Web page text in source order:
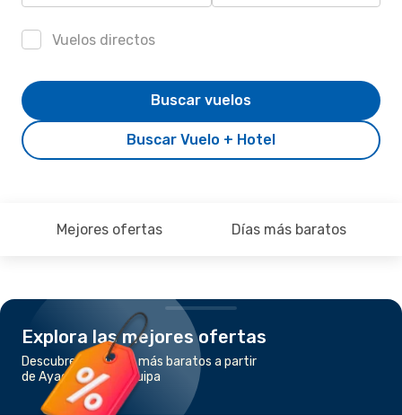
Vuelos directos
Buscar Vuelo + Hotel
Buscar vuelos
Mejores ofertas Días más baratos
Explora las mejores ofertas
Descubre los vuelos más baratos a partir
de Ayacucho a Arequipa